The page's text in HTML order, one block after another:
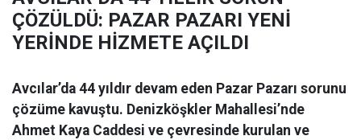
ÇÖZÜLDÜ: PAZAR PAZARI YENİ
YERİNDE HİZMETE AÇILDI
Avcılar’da 44 yıldır devam eden Pazar Pazarı sorunu
çözüme kavuştu. Denizköşkler Mahallesi’nde
Ahmet Kaya Caddesi ve çevresinde kurulan ve